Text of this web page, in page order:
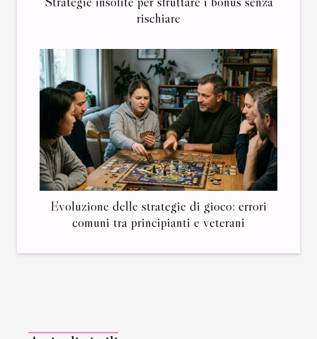
rischiare
Evoluzione delle strategie di gioco: errori
comuni tra principianti e veterani